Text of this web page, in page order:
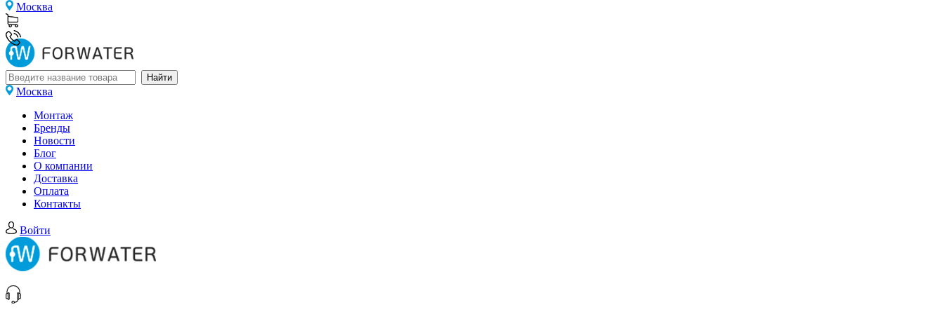
Москва
Москва
Монтаж
Бренды
Новости
Блог
О компании
Доставка
Оплата
Контакты
Войти